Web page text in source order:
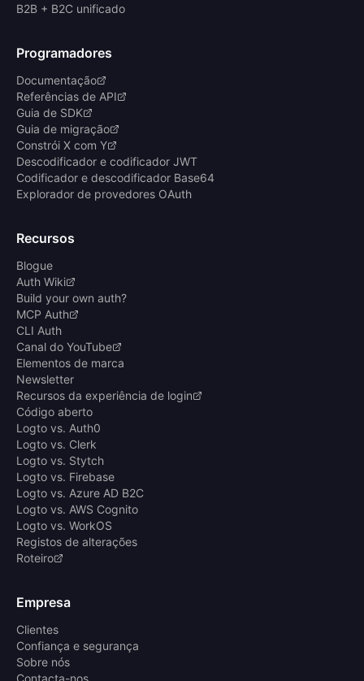
B2B + B2C unificado
Programadores
Documentação
Referências de API
Guia de SDK
Guia de migração
Constrói X com Y
Descodificador e codificador JWT
Codificador e descodificador Base64
Explorador de provedores OAuth
Recursos
Blogue
Auth Wiki
Build your own auth?
MCP Auth
CLI Auth
Canal do YouTube
Elementos de marca
Newsletter
Recursos da experiência de login
Código aberto
Logto vs. Auth0
Logto vs. Clerk
Logto vs. Stytch
Logto vs. Firebase
Logto vs. Azure AD B2C
Logto vs. AWS Cognito
Logto vs. WorkOS
Registos de alterações
Roteiro
Empresa
Clientes
Confiança e segurança
Sobre nós
Contacta-nos